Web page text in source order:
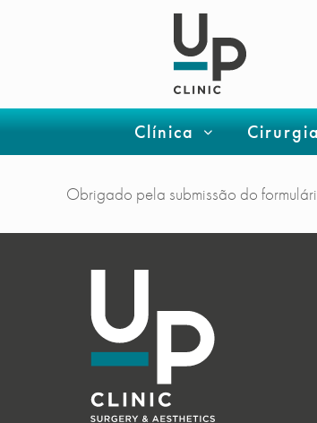
Clínica
Obrigado pela submissão do